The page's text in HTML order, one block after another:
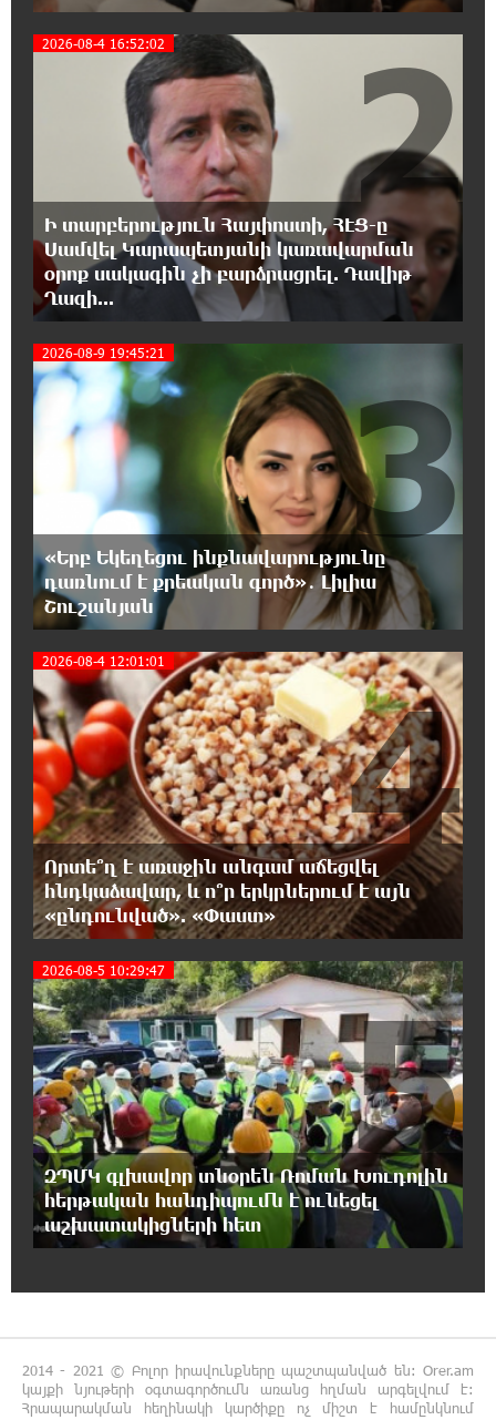
21:10:46 8-08-2026
Քրեական վարույթի շրջանակում անձի
անձնական և ընտանեկան կյանքին առնչվող
տվյալների անհարկի հրապարակումն անթույլատրելի է.
20:51:38 8-08-2026
Զելենսկին ու Վուչիչը քննարկել են
համագործակցությունն ընդլայնելու
հնարավորությունները
20:33:21 8-08-2026
Հրդեհի ահազանգ Սայաթ-Նովա
պողոտայում. շենքից տարհանվել է 5
բնակիչ
20:14:36 8-08-2026
Ճապոնական Յակիշիմե կերամիկայի
ցուցահանդեսը երկարաձգվել է մինչև
օգոստոսի 30-ը
19:55:28 8-08-2026
Որոնվում է նախաձեռնված քրեական
վարույթի շրջանակներում
19:37:10 8-08-2026
Փաշինյանն ու Թրամփը հեռախոսազրույց
են ունեցել
19:19:12 8-08-2026
Չհանե´ս խաչդ, Հայաստան աշխարհ․ Ուժեղ
Հայաստան
19:18:03 8-08-2026
Սիցիլիայի օդանավակայանը փակվել է
19:16:13 8-08-2026
Հետվճարի փոխարեն՝ արժանապատիվ և
ֆիքսված թոշակ․ ինչու է գործող
համակարգը սոցիալական անարդարության խնդիր
ստեղծում. Հրայր Կամենդատյան
18:59:05 8-08-2026
Երևանի Կենտրոնում փոշու
պարունակությունը գրեթե ամբողջ շաբաթ
գերազանցել է թույլատրելի սահմանը
18:40:08 8-08-2026
նեղուցը, եթե ԱՄՆ-ն ընդունի
հանրապետության պայմանները
2026-08-4 16:52:02
Ի տարբերություն Հայփոստի, ՀԷՑ-ը
Սամվել Կարապետյանի կառավարման
օրոք սակագին չի բարձրացրել. Դավիթ
Ղազի...
2
2026-08-9 19:45:21
«Երբ Եկեղեցու ինքնավարությունը
դառնում է քրեական գործ»․ Լիլիա
Շուշանյան
3
2026-08-4 12:01:01
Որտե՞ղ է առաջին անգամ աճեցվել
հնդկաձավար, և ո՞ր երկրներում է այն
«ընդունված». «Փաստ»
4
2026-08-5 10:29:47
ԶՊՄԿ գլխավոր տնօրեն Ռոման Խուդոլին
հերթական հանդիպումն է ունեցել
աշխատակիցների հետ
5
2014 - 2021 © Բոլոր իրավունքները պաշտպանված են: Orer.am
կայքի նյութերի օգտագործումն առանց հղման արգելվում է:
Հրապարակման հեղինակի կարծիքը ոչ միշտ է համընկնում